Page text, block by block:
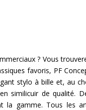
? Vous
favoris, PF
stylo à bille et, au
similicuir de qualité.
la gamme. Tous les